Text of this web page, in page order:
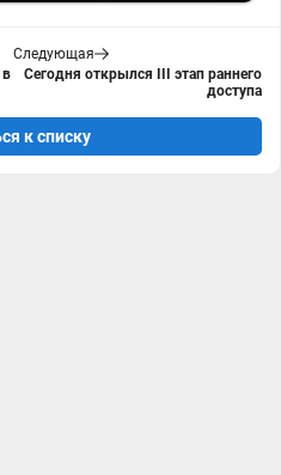
в
Следующая
Сегодня открылся III этап раннего
доступа
к списку